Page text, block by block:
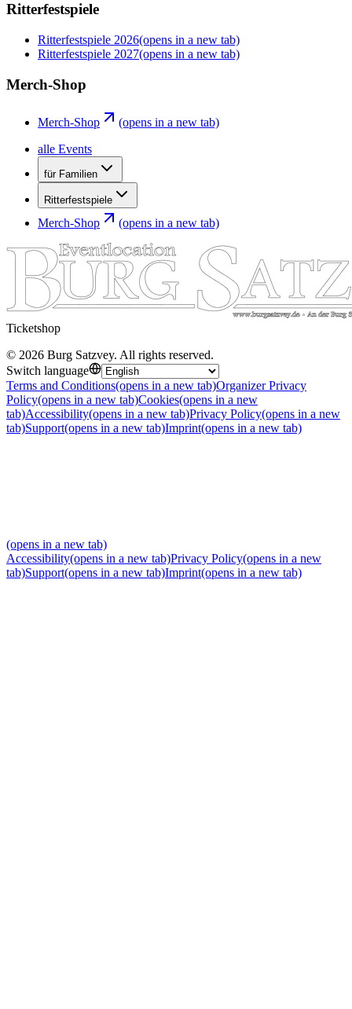
Ritterfestspiele
Ritterfestspiele 2026(opens in a new tab)
Ritterfestspiele 2027(opens in a new tab)
Merch-Shop
Merch-Shop
(opens in a new tab)
alle Events
für Familien
Ritterfestspiele
Merch-Shop (opens in a new tab)
Ticketshop
© 2026 Burg Satzvey. All rights reserved.
Switch language
Terms and Conditions(opens in a new tab)Organizer Privacy
Policy(opens in a new tab)Cookies(opens in a new
tab)Accessibility(opens in a new tab)Privacy Policy(opens in a new
tab)Support(opens in a new tab)Imprint(opens in a new tab)
(opens in a new tab)
Accessibility(opens in a new tab)Privacy Policy(opens in a new
tab)Support(opens in a new tab)Imprint(opens in a new tab)